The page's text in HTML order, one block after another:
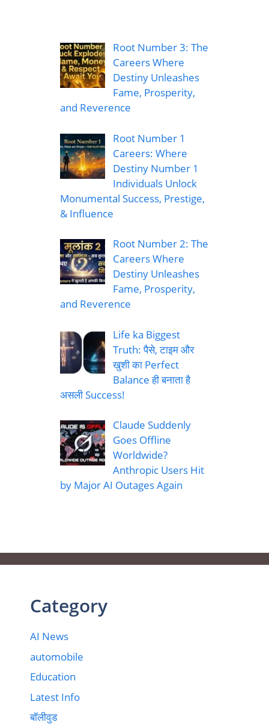
Root Number 3: The
Careers Where
Destiny Unleashes
Fame, Prosperity,
and Reverence
Root Number 1
Careers: Where
Destiny Number 1
Individuals Unlock
Monumental Success, Prestige,
& Influence
Root Number 2: The
Careers Where
Destiny Unleashes
Fame, Prosperity,
and Reverence
Life ka Biggest
Truth: पैसे, टाइम और
खुशी का Perfect
Balance ही बनाता है
असली Success!
Claude Suddenly
Goes Offline
Worldwide?
Anthropic Users Hit
by Major AI Outages Again
Category
AI News
automobile
Education
Latest Info
बॉलीवुड